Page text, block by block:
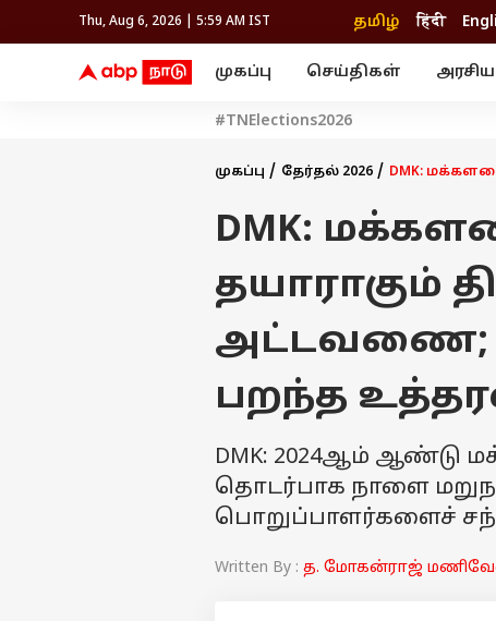
Thu, Aug 6, 2026 | 5:59 AM IST தமிழ் हिंदी
முகப்பு செய்திகள்
திருவண்ணாமலை
லைப்ஸ்டைல்
#TNElections2026
முகப்பு தேர்தல் 2026 DMK:
DMK:
தயாராகும்
அட்டவணை;
பறந்த
DMK: 2024ஆம் ஆண்டு
தொடர்பாக நாளை
பொறுப்பாளர்களைச்
Written By : த. மோகன்ராஜ்